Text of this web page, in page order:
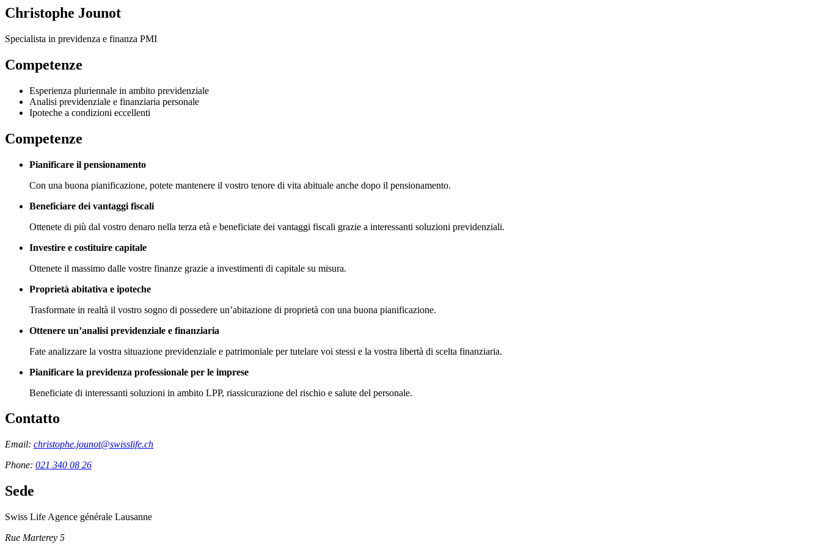
Christophe Jounot
Specialista in previdenza e finanza PMI
Competenze
Esperienza pluriennale in ambito previdenziale
Analisi previdenziale e finanziaria personale
Ipoteche a condizioni eccellenti
Competenze
Pianificare il pensionamento
Con una buona pianificazione, potete mantenere il vostro tenore di vita abituale anche dopo il pensionamento.
Beneficiare dei vantaggi fiscali
Ottenete di più dal vostro denaro nella terza età e beneficiate dei vantaggi fiscali grazie a interessanti soluzioni previdenziali.
Investire e costituire capitale
Ottenete il massimo dalle vostre finanze grazie a investimenti di capitale su misura.
Proprietà abitativa e ipoteche
Trasformate in realtà il vostro sogno di possedere un’abitazione di proprietà con una buona pianificazione.
Ottenere un’analisi previdenziale e finanziaria
Fate analizzare la vostra situazione previdenziale e patrimoniale per tutelare voi stessi e la vostra libertà di scelta finanziaria.
Pianificare la previdenza professionale per le imprese
Beneficiate di interessanti soluzioni in ambito LPP, riassicurazione del rischio e salute del personale.
Contatto
Email: christophe.jounot@swisslife.ch
Phone: 021 340 08 26
Sede
Swiss Life Agence générale Lausanne
Rue Marterey 5